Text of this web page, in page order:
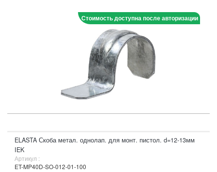
Стоимость доступна после авторизации
ELASTA Скоба метал. однолап. для монт. пистол. d=12-13мм
IEK
Артикул :
ET-MP40D-SO-012-01-100